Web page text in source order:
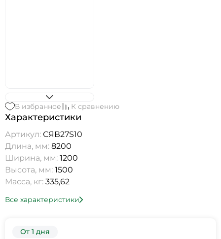
В избранное К сравнению
Характеристики
Артикул: СЯВ27S10
Длина, мм: 8200
Ширина, мм: 1200
Высота, мм: 1500
Масса, кг: 335,62
Все характеристики
От 1 дня